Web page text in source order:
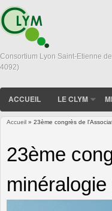
Consortium Lyon Saint-Etienne
4092)
ACCUEIL LE CLYM
Accueil » 23ème congrès de
23ème